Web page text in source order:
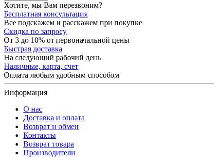
Хотите, мы Вам перезвоним?
Бесплатная консультация
Все подскажем и расскажем при покупке
Скидка по запросу
От 3 до 10% от первоначальной цены
Быстрая доставка
На следующий рабочий день
Наличные, карта, счет
Оплата любым удобным способом
Информация
О нас
Доставка и оплата
Возврат и обмен
Контакты
Возврат товара
Производители